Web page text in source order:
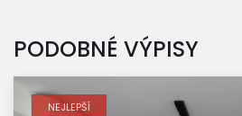
PODOBNÉ VÝPISY
NEJLEPŠÍ